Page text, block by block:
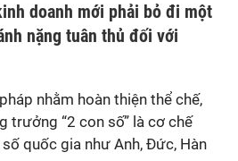
doanh mới phải bỏ đi một
nặng tuân thủ đối với
nhằm hoàn thiện thể chế,
trưởng “2 con số” là cơ chế
quốc gia như Anh, Đức, Hàn